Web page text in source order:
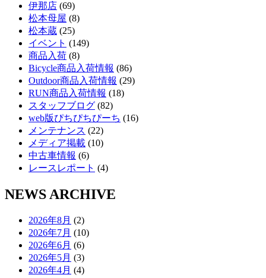
伊那店 (69)
松本母屋 (8)
松本蔵 (25)
イベント (149)
商品入荷 (8)
Bicycle商品入荷情報 (86)
Outdoor商品入荷情報 (29)
RUN商品入荷情報 (18)
スタッフブログ (82)
web版ぴちぴちぴーち (16)
メンテナンス (22)
メディア掲載 (10)
中古車情報 (6)
レースレポート (4)
NEWS ARCHIVE
2026年8月 (2)
2026年7月 (10)
2026年6月 (6)
2026年5月 (3)
2026年4月 (4)